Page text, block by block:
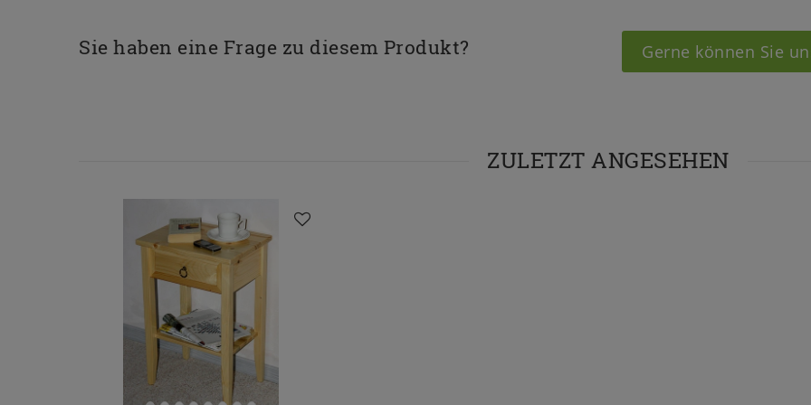
Sie haben eine Frage zu diesem Produkt? Gerne können Sie
ZULETZT ANGESEHEN